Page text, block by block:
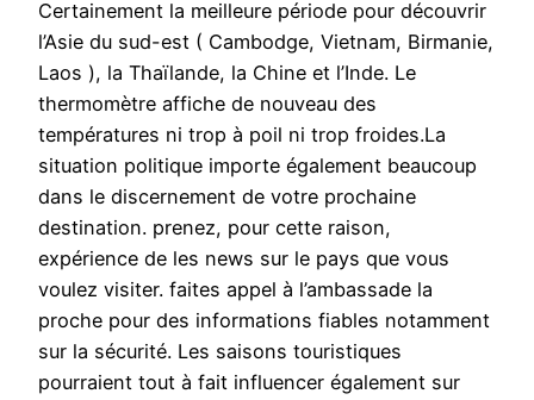
Certainement la meilleure période pour découvrir
l’Asie du sud-est ( Cambodge, Vietnam, Birmanie,
Laos ), la Thaïlande, la Chine et l’Inde. Le
thermomètre affiche de nouveau des
températures ni trop à poil ni trop froides.La
situation politique importe également beaucoup
dans le discernement de votre prochaine
destination. prenez, pour cette raison,
expérience de les news sur le pays que vous
voulez visiter. faites appel à l’ambassade la
proche pour des informations fiables notamment
sur la sécurité. Les saisons touristiques
pourraient tout à fait influencer également sur